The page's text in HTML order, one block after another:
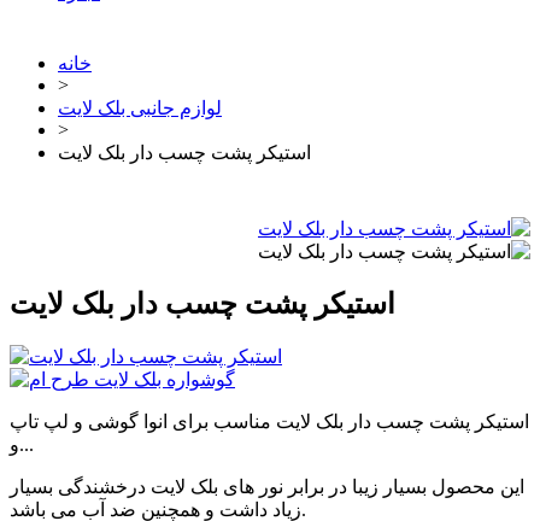
خانه
>
لوازم جانبی بلک لایت
>
استیکر پشت چسب دار بلک لایت
استیکر پشت چسب دار بلک لایت
استیکر پشت چسب دار بلک لایت مناسب برای انوا گوشی و لپ تاپ
و...
این محصول بسیار زیبا در برابر نور های بلک لایت درخشندگی بسیار
زیاد داشت و همچنین ضد آب می باشد.